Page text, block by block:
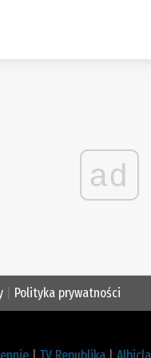
ad
Polityka prywatności